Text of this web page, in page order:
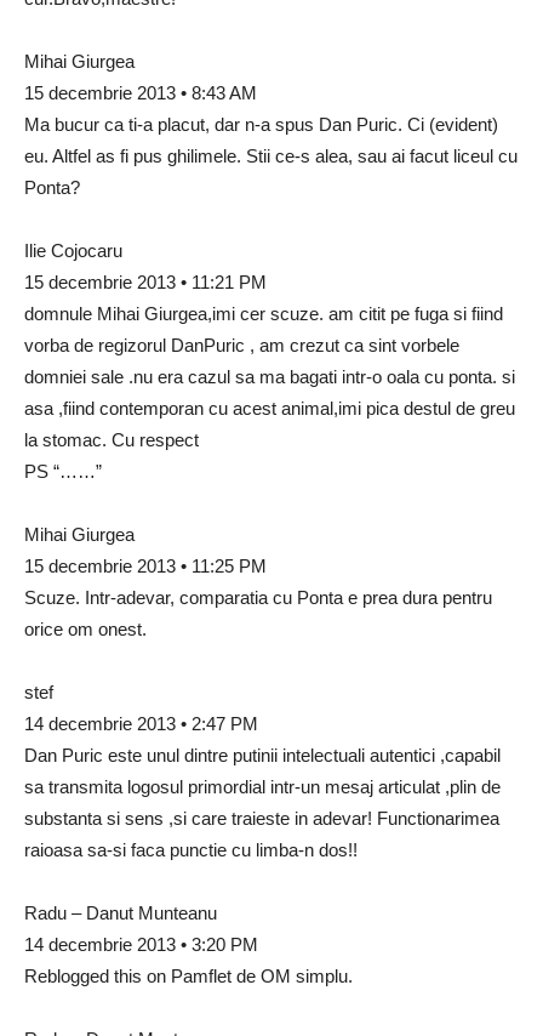
Mihai Giurgea
15 decembrie 2013 • 8:43 AM
Ma bucur ca ti-a placut, dar n-a spus Dan Puric. Ci (evident)
eu. Altfel as fi pus ghilimele. Stii ce-s alea, sau ai facut liceul cu
Ponta?
Ilie Cojocaru
15 decembrie 2013 • 11:21 PM
domnule Mihai Giurgea,imi cer scuze. am citit pe fuga si fiind
vorba de regizorul DanPuric , am crezut ca sint vorbele
domniei sale .nu era cazul sa ma bagati intr-o oala cu ponta. si
asa ,fiind contemporan cu acest animal,imi pica destul de greu
la stomac. Cu respect
PS “……”
Mihai Giurgea
15 decembrie 2013 • 11:25 PM
Scuze. Intr-adevar, comparatia cu Ponta e prea dura pentru
orice om onest.
stef
14 decembrie 2013 • 2:47 PM
Dan Puric este unul dintre putinii intelectuali autentici ,capabil
sa transmita logosul primordial intr-un mesaj articulat ,plin de
substanta si sens ,si care traieste in adevar! Functionarimea
raioasa sa-si faca punctie cu limba-n dos!!
Radu – Danut Munteanu
14 decembrie 2013 • 3:20 PM
Reblogged this on Pamflet de OM simplu.